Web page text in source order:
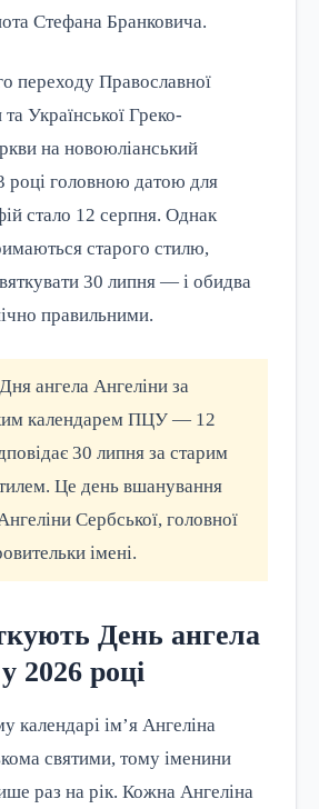
Стефана Бранковича.
переходу Православної
Української Греко-
на новоюліанський
році головною датою для
стало 12 серпня. Однак
старого стилю,
30 липня — і обидва
правильними.
ангела Ангеліни за
календарем ПЦУ — 12
30 липня за старим
Це день вшанування
Сербської, головної
імені.
День ангела
2026 році
календарі ім’я Ангеліна
святими, тому іменини
раз на рік. Кожна Ангеліна